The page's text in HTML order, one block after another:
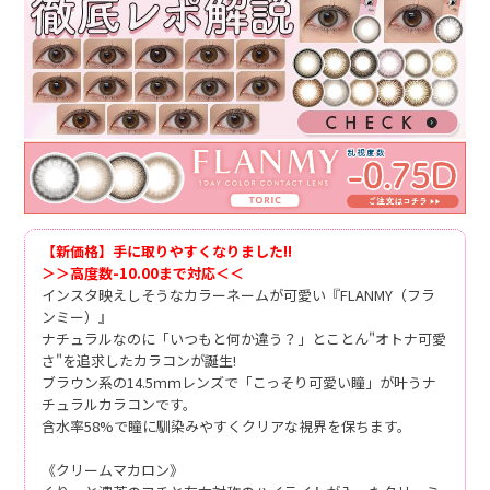
【新価格】手に取りやすくなりました!!
＞＞高度数-10.00まで対応＜＜
インスタ映えしそうなカラーネームが可愛い『FLANMY（フラ
ンミー）』
ナチュラルなのに「いつもと何か違う？」とことん"オトナ可愛
さ"を追求したカラコンが誕生!
ブラウン系の14.5ｍｍレンズで「こっそり可愛い瞳」が叶うナ
チュラルカラコンです。
含水率58%で瞳に馴染みやすくクリアな視界を保ちます。
《クリームマカロン》